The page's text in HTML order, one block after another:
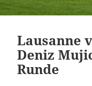
Lausanne
Deniz
Runde